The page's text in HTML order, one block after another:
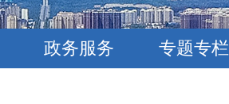
政务服务 专题专栏